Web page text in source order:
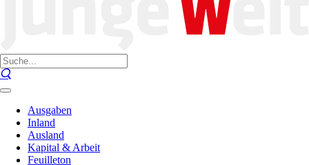
Ausgaben
Inland
Ausland
Kapital & Arbeit
Feuilleton